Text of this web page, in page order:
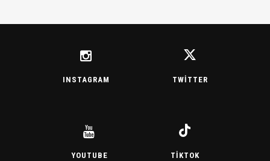
INSTAGRAM TWITTER
YOUTUBE TIKTOK